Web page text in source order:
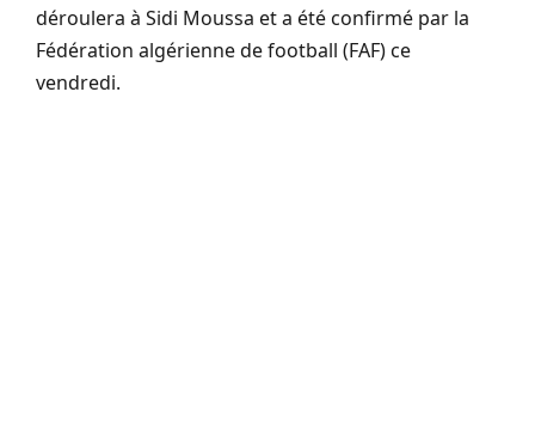
déroulera à Sidi Moussa et a été confirmé par la
Fédération algérienne de football (FAF) ce
vendredi.